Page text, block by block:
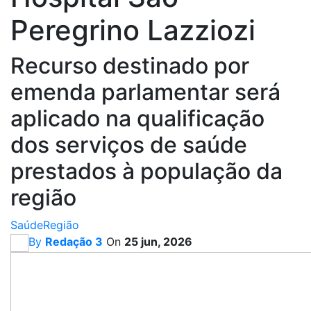
Peregrino Lazziozi
Recurso destinado por
emenda parlamentar será
aplicado na qualificação
dos serviços de saúde
prestados à população da
região
SaúdeRegião
By Redação 3 On 25 jun, 2026